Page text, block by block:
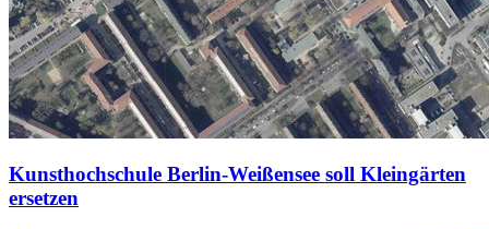
Kunsthochschule Berlin-Weißensee soll Kleingärten
ersetzen